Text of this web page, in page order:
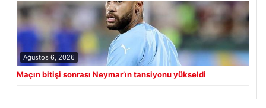
Ağustos 6, 2026
Maçın bitişi sonrası Neymar’ın tansiyonu yükseldi